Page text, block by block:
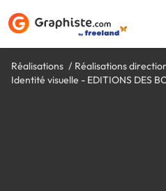
Réalisations
Réalisations
Identité visuelle - EDITIONS DES